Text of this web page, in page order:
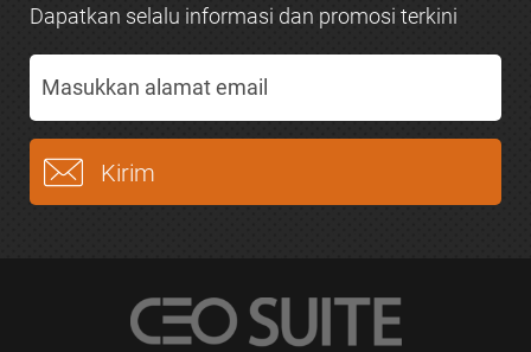
Dapatkan selalu informasi dan promosi terkini